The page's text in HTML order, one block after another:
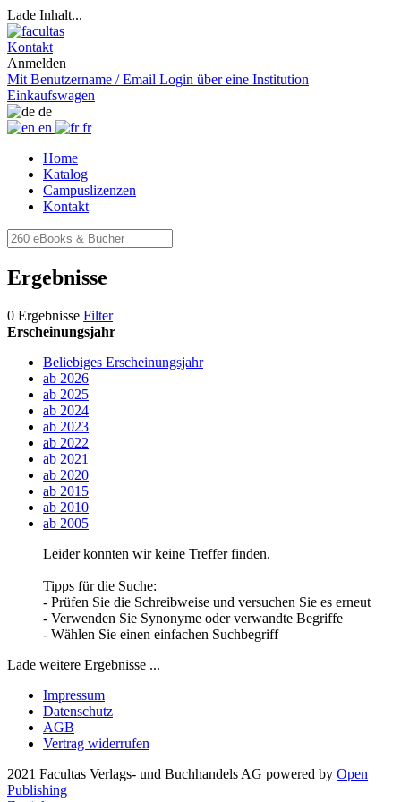
Lade Inhalt...
Kontakt
Anmelden
Mit Benutzername / Email Login über eine Institution
Einkaufswagen
de
en
fr
Home
Katalog
Campuslizenzen
Kontakt
Ergebnisse
0 Ergebnisse Filter
Erscheinungsjahr
Beliebiges Erscheinungsjahr
ab 2026
ab 2025
ab 2024
ab 2023
ab 2022
ab 2021
ab 2020
ab 2015
ab 2010
ab 2005
Leider konnten wir keine Treffer finden.
Tipps für die Suche:
- Prüfen Sie die Schreibweise und versuchen Sie es erneut
- Verwenden Sie Synonyme oder verwandte Begriffe
- Wählen Sie einen einfachen Suchbegriff
Lade weitere Ergebnisse ...
Impressum
Datenschutz
AGB
Vertrag widerrufen
2021 Facultas Verlags- und Buchhandels AG powered by Open
Publishing